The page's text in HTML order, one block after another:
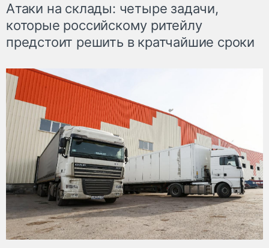
Атаки на склады: четыре задачи,
которые российскому ритейлу
предстоит решить в кратчайшие сроки